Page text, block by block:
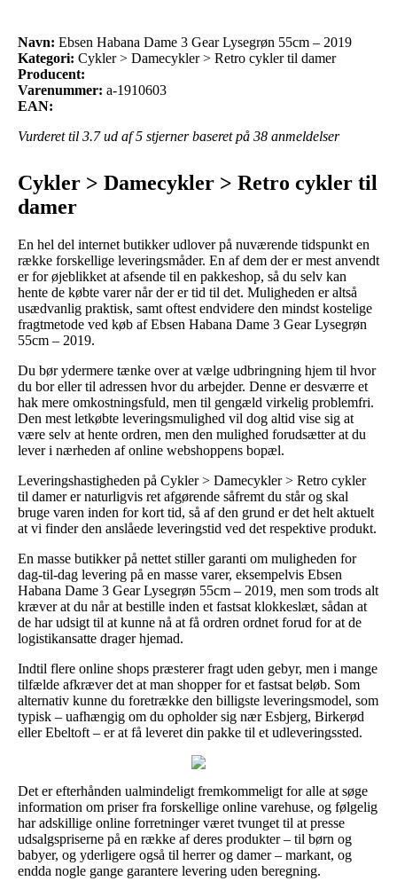
Navn: Ebsen Habana Dame 3 Gear Lysegrøn 55cm – 2019
Kategori: Cykler > Damecykler > Retro cykler til damer
Producent:
Varenummer: a-1910603
EAN:
Vurderet til 3.7ud af 5 stjerner baseret på 38 anmeldelser
Cykler > Damecykler > Retro cykler til
damer
En hel del internet butikker udlover på nuværende tidspunkt en
række forskellige leveringsmåder. En af dem der er mest anvendt
er for øjeblikket at afsende til en pakkeshop, så du selv kan
hente de købte varer når der er tid til det. Muligheden er altså
usædvanlig praktisk, samt oftest endvidere den mindst kostelige
fragtmetode ved køb af Ebsen Habana Dame 3 Gear Lysegrøn
55cm – 2019.
Du bør ydermere tænke over at vælge udbringning hjem til hvor
du bor eller til adressen hvor du arbejder. Denne er desværre et
hak mere omkostningsfuld, men til gengæld virkelig problemfri.
Den mest letkøbte leveringsmulighed vil dog altid vise sig at
være selv at hente ordren, men den mulighed forudsætter at du
lever i nærheden af online webshoppens bopæl.
Leveringshastigheden på Cykler > Damecykler > Retro cykler
til damer er naturligvis ret afgørende såfremt du står og skal
bruge varen inden for kort tid, så af den grund er det helt aktuelt
at vi finder den anslåede leveringstid ved det respektive produkt.
En masse butikker på nettet stiller garanti om muligheden for
dag-til-dag levering på en masse varer, eksempelvis Ebsen
Habana Dame 3 Gear Lysegrøn 55cm – 2019, men som trods alt
kræver at du når at bestille inden et fastsat klokkeslæt, sådan at
de har udsigt til at kunne nå at få ordren ordnet forud for at de
logistikansatte drager hjemad.
Indtil flere online shops præsterer fragt uden gebyr, men i mange
tilfælde afkræver det at man shopper for et fastsat beløb. Som
alternativ kunne du foretrække den billigste leveringsmodel, som
typisk – uafhængig om du opholder sig nær Esbjerg, Birkerød
eller Ebeltoft – er at få leveret din pakke til et udleveringssted.
Det er efterhånden ualmindeligt fremkommeligt for alle at søge
information om priser fra forskellige online varehuse, og følgelig
har adskillige online forretninger været tvunget til at presse
udsalgspriserne på en række af deres produkter – til børn og
babyer, og yderligere også til herrer og damer – markant, og
endda nogle gange garantere levering uden beregning.